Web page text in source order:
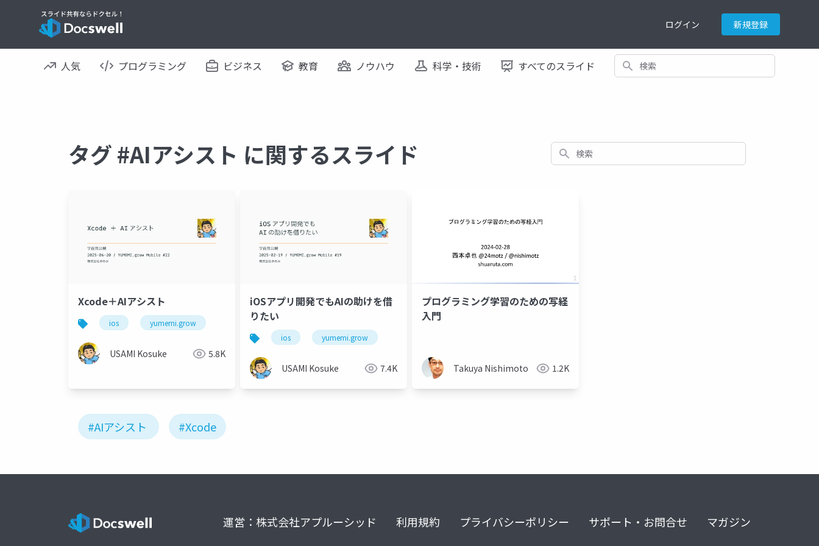
ログイン 新規登録
人気 プログラミング ビジネス 教育 ノウハウ 科学・技術 すべてのスライド 検索
タグ #AIアシスト に関するスライド 検索
Xcode＋AIアシスト
ios yumemi.grow
USAMI Kosuke 5.8K
iOSアプリ開発でもAIの助けを借
りたい
ios yumemi.grow
USAMI Kosuke 7.4K
プログラミング学習のための写経
入門
Takuya Nishimoto 1.2K
#AIアシスト #Xcode
運営：株式会社アプルーシッド 利用規約 プライバシーポリシー サポート・お問合せ マガジン